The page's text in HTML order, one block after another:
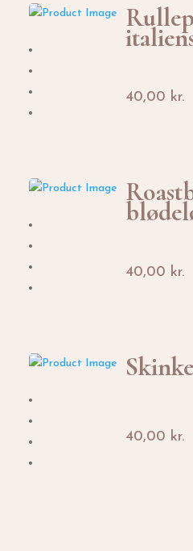
40,00 kr.
40,00 kr.
40,00 kr.